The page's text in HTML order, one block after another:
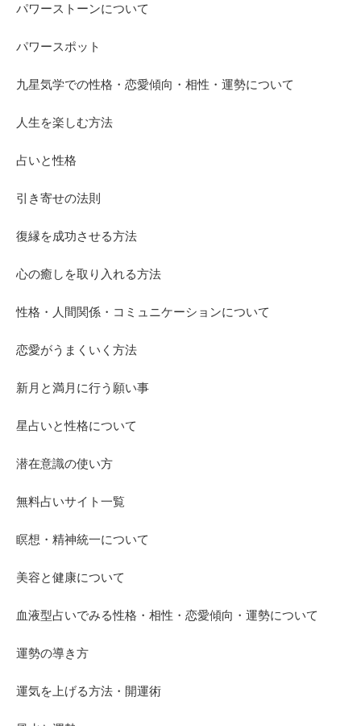
パワーストーンについて
パワースポット
九星気学での性格・恋愛傾向・相性・運勢について
人生を楽しむ方法
占いと性格
引き寄せの法則
復縁を成功させる方法
心の癒しを取り入れる方法
性格・人間関係・コミュニケーションについて
恋愛がうまくいく方法
新月と満月に行う願い事
星占いと性格について
潜在意識の使い方
無料占いサイト一覧
瞑想・精神統一について
美容と健康について
血液型占いでみる性格・相性・恋愛傾向・運勢について
運勢の導き方
運気を上げる方法・開運術